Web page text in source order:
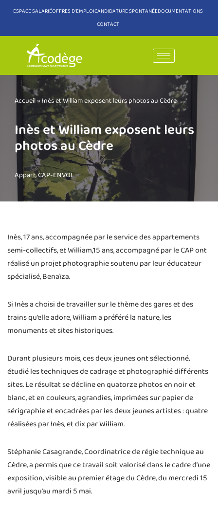
au
contenu
ESPACE SALARIÉOFFRES D'EMPLOICANDIDATURE SPONTANÉEDOCUMENTATIONS
CONTACT
Accueil» Inès et William exposent leurs photos au Cèdre
Inès et William exposent leurs
photos au Cèdre
Appart,CAP-ENVOL
Inès, 17 ans, accompagnée par le service des appartements
semi-collectifs, et William,15 ans, accompagné par le CAP ont
réalisé un projet photographie soutenu par leur éducateur
spécialisé, Benaïza.
Si Inès a choisi de travailler sur le thème des gares et des
trains qu’elle adore, William a préféré la nature, les
monuments et sites historiques.
Durant plusieurs mois, ces deux jeunes ont sélectionné,
étudié les techniques de cadrage et photographié différents
sites. Le résultat se décline en quatorze photos en noir et
blanc, et en couleurs, agrandies, imprimées sur papier de
sérigraphie et encadrées par les deux jeunes artistes : quatre
réalisées par Inès, et dix par William.
Stéphanie Casagrande, Coordinatrice de régie technique au
Cèdre, a permis que ce travail soit valorisé dans le cadre d’une
exposition, visible au premier étage du Cèdre, du mercredi 15
avril jusqu’au mardi 5 mai.